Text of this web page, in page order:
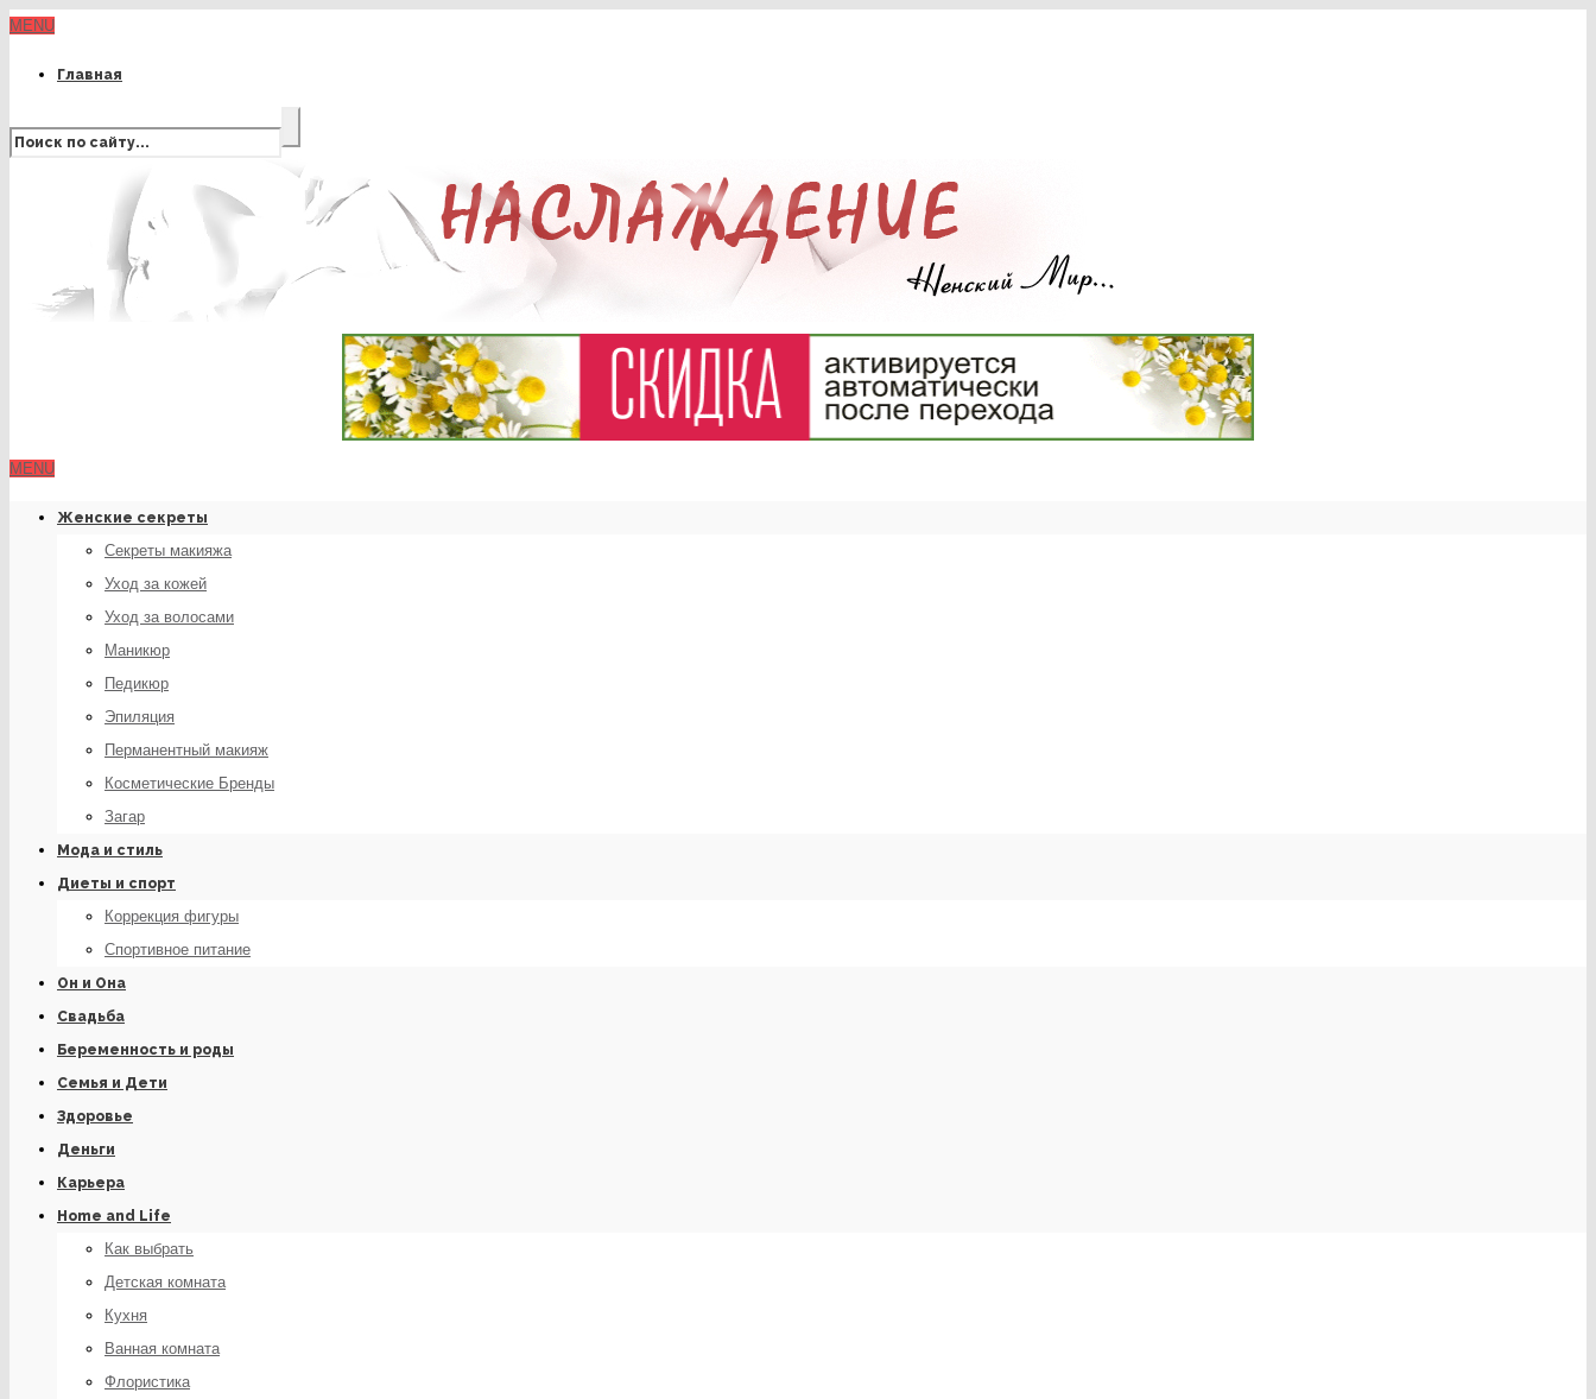
MENU
Главная
MENU
Женские секреты
Секреты макияжа
Уход за кожей
Уход за волосами
Маникюр
Педикюр
Эпиляция
Перманентный макияж
Косметические Бренды
Загар
Мода и стиль
Диеты и спорт
Коррекция фигуры
Спортивное питание
Он и Она
Свадьба
Беременность и роды
Семья и Дети
Здоровье
Деньги
Карьера
Home and Life
Как выбрать
Детская комната
Кухня
Ванная комната
Флористика